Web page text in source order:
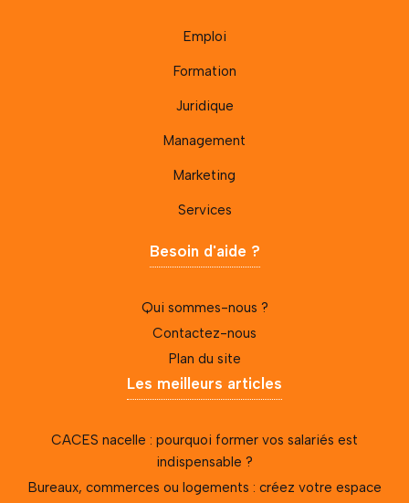
Emploi
Formation
Juridique
Management
Marketing
Services
Besoin d'aide ?
Qui sommes-nous ?
Contactez-nous
Plan du site
Les meilleurs articles
CACES nacelle : pourquoi former vos salariés est
indispensable ?
Bureaux, commerces ou logements : créez votre espace